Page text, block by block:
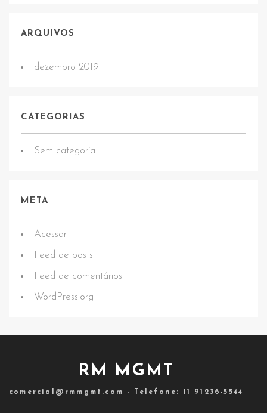
ARQUIVOS
dezembro 2019
CATEGORIAS
Sem categoria
META
Acessar
Feed de posts
Feed de comentários
WordPress.org
RM MGMT
comercial@rmmgmt.com - Telefone: 11 91236-5544